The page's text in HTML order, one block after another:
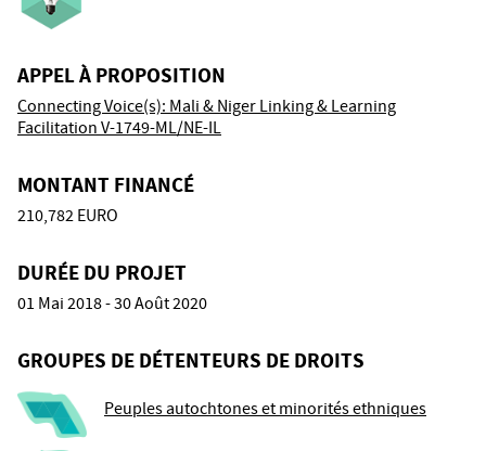
APPEL À PROPOSITION
Connecting Voice(s): Mali & Niger Linking & Learning
Facilitation V-1749-ML/NE-IL
MONTANT FINANCÉ
210,782 EURO
DURÉE DU PROJET
01 Mai 2018 - 30 Août 2020
GROUPES DE DÉTENTEURS DE DROITS
Peuples autochtones et minorités ethniques